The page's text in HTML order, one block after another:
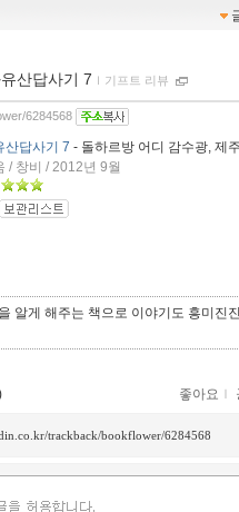
산답사기 7 ｌ 기프트 리뷰
6284568
산답사기 7 - 돌하르방 어디 감수광, 제
/ 창비 / 2012년 9월
알게 해주는 책으로 이야기도 흥미진
좋아요 ｌ
trackback/bookflower/6284568